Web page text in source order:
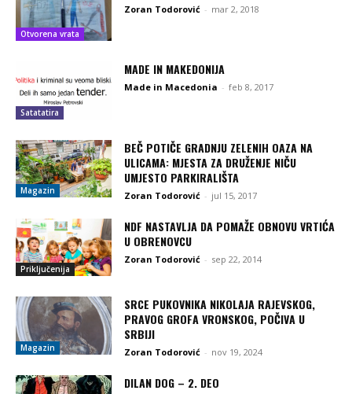
Otvorena vrata
Zoran Todorović - mar 2, 2018
Satatatira
MADE IN MAKEDONIJA
Made in Macedonia - feb 8, 2017
Magazin
BEČ POTIČE GRADNJU ZELENIH OAZA NA
ULICAMA: MJESTA ZA DRUŽENJE NIČU
UMJESTO PARKIRALIŠTA
Zoran Todorović - jul 15, 2017
Priključenija
NDF NASTAVLJA DA POMAŽE OBNOVU VRTIĆA
U OBRENOVCU
Zoran Todorović - sep 22, 2014
Magazin
SRCE PUKOVNIKA NIKOLAJA RAJEVSKOG,
PRAVOG GROFA VRONSKOG, POČIVA U
SRBIJI
Zoran Todorović - nov 19, 2024
DILAN DOG – 2. DEO